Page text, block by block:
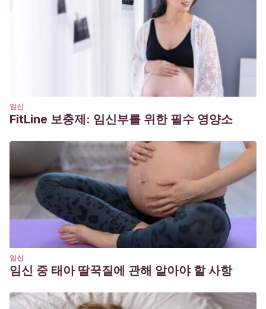
Triskier, F. J.
(2006). Algunas especulaciones respecto a
las modificaciones neurobiológicas durante la
adolescencia.EL RESCATE Y LA MEMORIA,17 (70), 424.
임신
FitLine 보충제: 임신부를 위한 필수 영양소
임신
임신 중 태아 딸꾹질에 관해 알아야 할 사항